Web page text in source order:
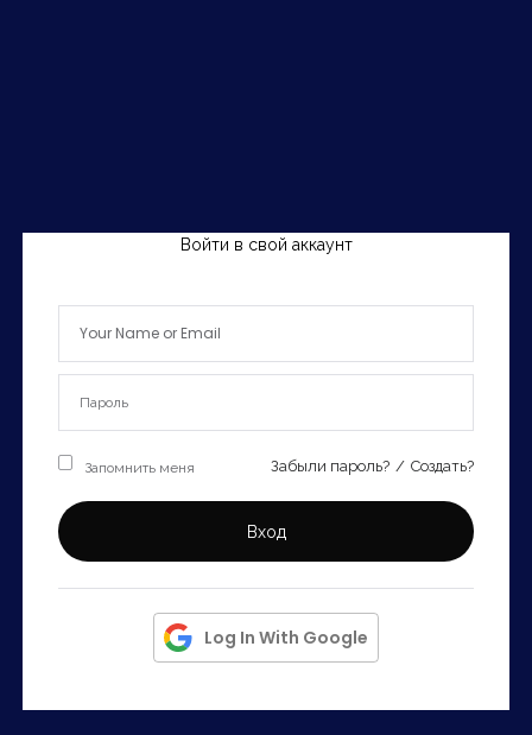
Войти в свой аккаунт
Запомнить меня Создать?
/
Забыли пароль?
Вход
Log In With Google